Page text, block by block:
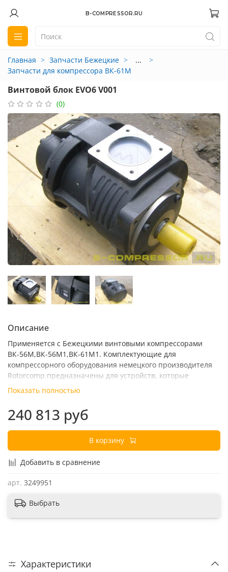
B-COMPRESSOR.RU
Главная Запчасти Бежецкие
...
Запчасти для компрессора ВК-61М
Винтовой блок EVO6 V001
(0)
Добавить в сравнение
арт. 3249951
Описание
Применяется с Бежецкими винтовыми компрессорами
ВК-56М,ВК-56М1,ВК-61М1. Комплектующие для
компрессорного оборудования немецкого производителя
Rotorcomp предназначены для устройств, которые
используются в тяжелых промышленных условиях, поэтому
Показать полностью
240 813 руб
В корзину
Выбрать
Характеристики